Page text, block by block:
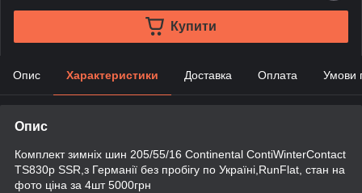
Купити
Опис Характеристики Доставка Оплата Умови
Опис
Комплект зимніх шин 205/55/16 Continental ContiWinterContact
TS830p SSR,з Германії без пробігу по Україні,RunFlat, стан на
фото ціна за 4шт 5000грн